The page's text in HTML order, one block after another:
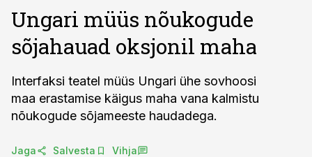
Ungari müüs nõukogude
sõjahauad oksjonil maha
Interfaksi teatel müüs Ungari ühe sovhoosi
maa erastamise käigus maha vana kalmistu
nõukogude sõjameeste haudadega.
Jaga Salvesta Vihja